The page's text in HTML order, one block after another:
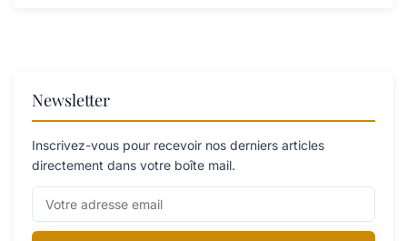
Newsletter
Inscrivez-vous pour recevoir nos derniers articles
directement dans votre boîte mail.